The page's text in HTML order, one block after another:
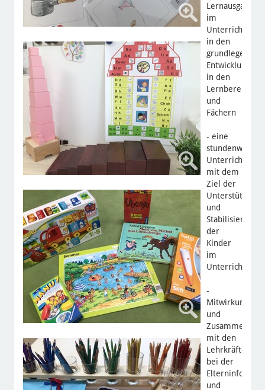
im
Unterricht
in den
grundlegenden
in den
Lernbereichen
und
Fächern
- eine
stundenweise
mit dem
Ziel der
Unterstützung
und
Stabilisierung
der
Kinder
im
Unterricht
-
Mitwirkung
und
mit den
Lehrkräften
bei der
und